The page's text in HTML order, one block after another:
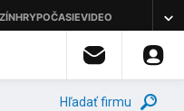
Hľadať firmu